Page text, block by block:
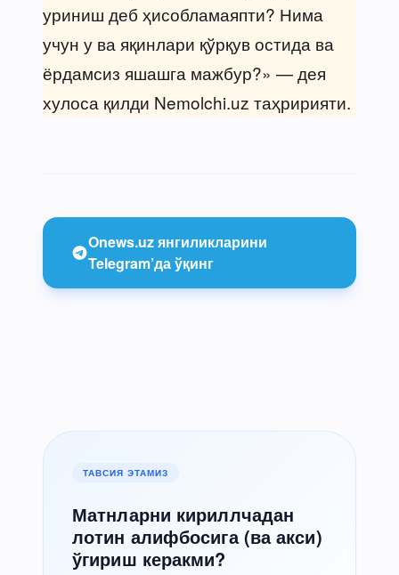
уриниш деб ҳисобламаяпти? Нима
учун у ва яқинлари қўрқув остида ва
ёрдамсиз яшашга мажбур?» — дея
хулоса қилди Nemolchi.uz таҳририяти.
Onews.uz янгиликларини
Telegram’да ўқинг
ТАВСИЯ ЭТАМИЗ
Матнларни кириллчадан
лотин алифбосига (ва акси)
ўгириш керакми?